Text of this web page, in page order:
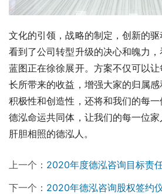
文化的引领，战略的制定，创新的
看到了公司转型升级的决心和魄力
蓝图正在徐徐展开。方案不仅可以
长所带来的收益，增强大家的归属
积极性和创造性，还将和我们的每
德泓命运共同体，让我们的每一位家
肝胆相照的德泓人。
上一个： 2020年度德泓咨询目标责任书
下一个： 2020年德泓咨询股权签约